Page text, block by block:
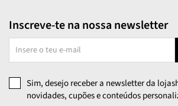
Inscreve-te na nossa newsletter
Sim, desejo receber a newsletter da
novidades, cupões e conteúdos